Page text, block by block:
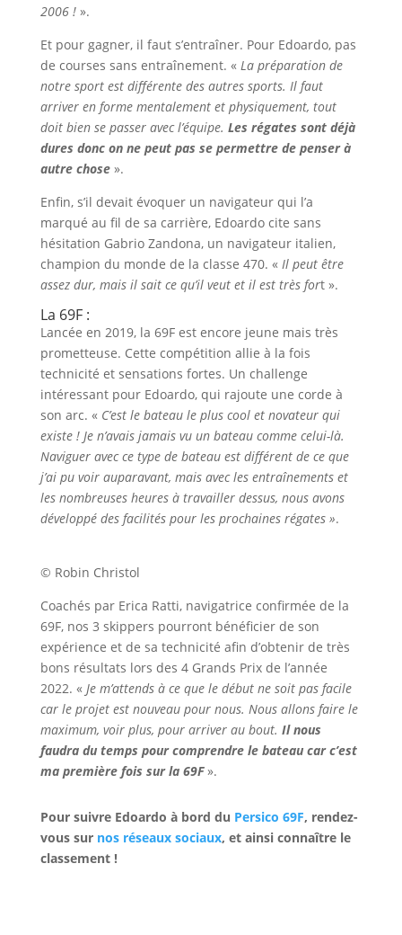
2006 !».
Et pour gagner, il faut s’entraîner. Pour Edoardo, pas
de courses sans entraînement. « La préparation de
notre sport est différente des autres sports. Il faut
arriver en forme mentalement et physiquement, tout
doit bien se passer avec l’équipe. Les régates sont déjà
dures donc on ne peut pas se permettre de penser à
autre chose».
Enfin, s’il devait évoquer un navigateur qui l’a
marqué au fil de sa carrière, Edoardo cite sans
hésitation Gabrio Zandona, un navigateur italien,
champion du monde de la classe 470. « Il peut être
assez dur, mais il sait ce qu’il veut et il est très fort ».
La 69F :
Lancée en 2019, la 69F est encore jeune mais très
prometteuse. Cette compétition allie à la fois
technicité et sensations fortes. Un challenge
intéressant pour Edoardo, qui rajoute une corde à
son arc. « C’est le bateau le plus cool et novateur qui
existe ! Je n’avais jamais vu un bateau comme celui-là.
Naviguer avec ce type de bateau est différent de ce que
j’ai pu voir auparavant, mais avec les entraînements et
les nombreuses heures à travailler dessus, nous avons
développé des facilités pour les prochaines régates ».
© Robin Christol
Coachés par Erica Ratti, navigatrice confirmée de la
69F, nos 3 skippers pourront bénéficier de son
expérience et de sa technicité afin d’obtenir de très
bons résultats lors des 4 Grands Prix de l’année
2022. « Je m’attends à ce que le début ne soit pas facile
car le projet est nouveau pour nous. Nous allons faire le
maximum, voir plus, pour arriver au bout. Il nous
faudra du temps pour comprendre le bateau car c’est
ma première fois sur la 69F».
Pour suivre Edoardo à bord du Persico 69F, rendez-
vous sur nos réseaux sociaux, et ainsi connaître le
classement !